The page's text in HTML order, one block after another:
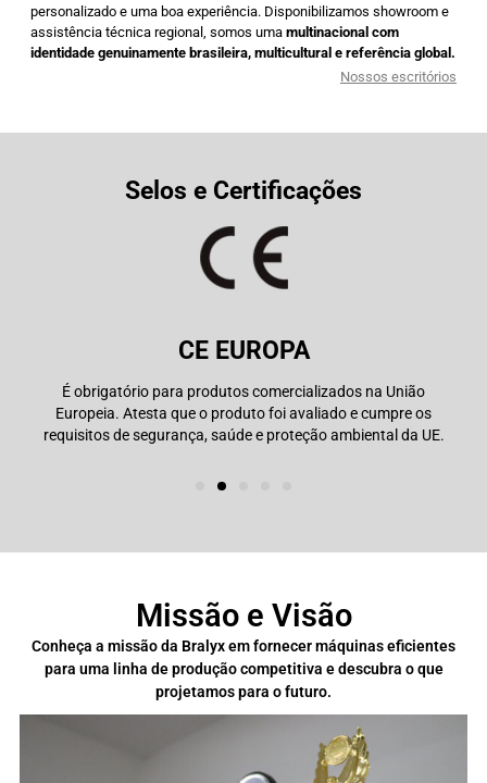
personalizado e uma boa experiência. Disponibilizamos showroom e
assistência técnica regional, somos uma multinacional com
identidade genuinamente brasileira, multicultural e referência global.
Nossos escritórios
Selos e Certificações
CE EUROPA
É obrigatório para produtos comercializados na União
Europeia. Atesta que o produto foi avaliado e cumpre os
requisitos de segurança, saúde e proteção ambiental da UE.
Missão e Visão
Conheça a missão da Bralyx em fornecer máquinas eficientes
para uma linha de produção competitiva e descubra o que
projetamos para o futuro.